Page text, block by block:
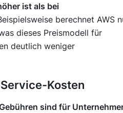
ist als bei
berechnet AWS
dieses Preismodell für
deutlich weniger
Kosten
sind für